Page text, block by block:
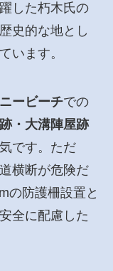
した朽木氏の
史的な地とし
います。
ービーチでの
・大溝陣屋跡
です。ただ
横断が危険だ
の防護柵設置と
全に配慮した